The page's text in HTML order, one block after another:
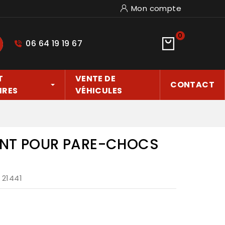
Mon compte
06 64 19 19 67
0
VENTE DE
VÉHICULES
CONTACT
POUR PARE-CHOCS
21441